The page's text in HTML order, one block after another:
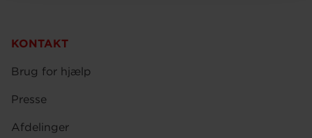
KONTAKT
Brug for hjælp
Presse
Afdelinger